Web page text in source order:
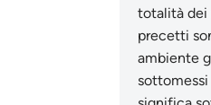
totalità dei
precetti
ambiente
sottomessi